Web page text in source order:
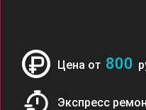
Цена от 800
Экспресс